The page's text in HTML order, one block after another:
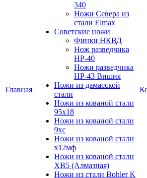
Главная
340
Ножи Севера из
стали Elmax
Советские ножи
Финки НКВД
Нож разведчика
НР-40
Ножи разведчика
НР-43 Вишня
Ножи из дамасской
стали
Ножи из кованой стали
95х18
Ножи из кованой стали
9хс
Ножи из кованой стали
х12мф
Ножи из кованой стали
ХВ5 (Алмазная)
Ножи из стали Bohler K